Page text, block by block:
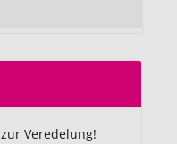
Veredelung!